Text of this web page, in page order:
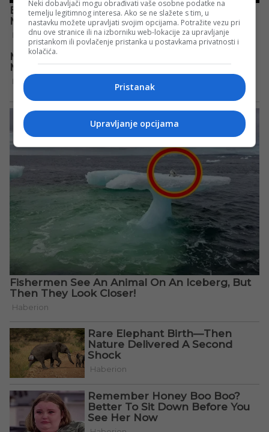
Neki dobavljači mogu obrađivati vaše osobne podatke na
temelju legitimnog interesa. Ako se ne slažete s tim, u
nastavku možete upravljati svojim opcijama. Potražite vezu pri
dnu ove stranice ili na izborniku web-lokacije za upravljanje
pristankom ili povlačenje pristanka u postavkama privatnosti i
kolačića.
Pristanak
Upravljanje opcijama